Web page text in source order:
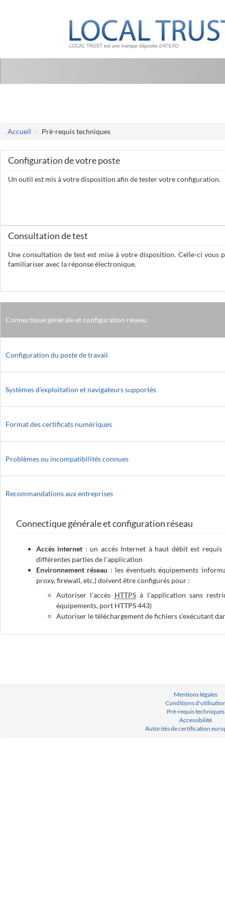
Accueil Pré-requis techniques
Configuration de votre poste
Un outil est mis à votre disposition afin de tester votre configuration.
Consultation de test
Une consultation de test est mise à votre disposition. Celle-ci
familiariser avec la réponse électronique.
Connectique générale et configuration réseau
Configuration du poste de travail
Systèmes d'exploitation et navigateurs supportés
Format des certificats numériques
Problèmes ou incompatibilités connues
Recommandations aux entreprises
Connectique générale et configuration réseau
Accès internet : un accès Internet à haut débit est
différentes parties de l'application
Environnement réseau : les éventuels équipements
proxy, firewall, etc.) doivent être configurés pour :
Autoriser l'accès HTTPSà l'application sans
équipements, port HTTPS 443)
Autoriser le téléchargement de fichiers s'exécutant
Mentions légales
Conditions
Pré-requis techniques
Accessibilité
Autorités de certification